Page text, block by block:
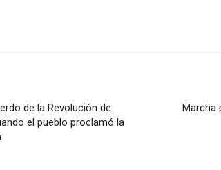
de la Revolución de
el pueblo proclamó la
Marcha